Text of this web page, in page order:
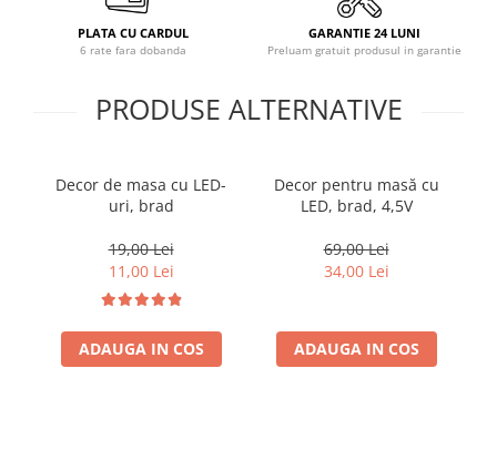
PLATA CU CARDUL
6 rate fara dobanda
GARANTIE 24 LUNI
Preluam gratuit produsul in garantie
PRODUSE ALTERNATIVE
Decor de masa cu LED-
uri, brad
19,00 Lei
11,00 Lei
ADAUGA IN COS
Decor pentru masă cu
LED, brad, 4,5V
69,00 Lei
34,00 Lei
ADAUGA IN COS